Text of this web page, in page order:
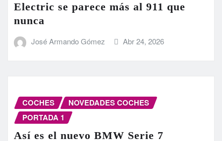
Electric se parece más al 911 que
nunca
José Armando Gómez Abr 24, 2026
COCHES
NOVEDADES COCHES
PORTADA 1
Así es el nuevo BMW Serie 7